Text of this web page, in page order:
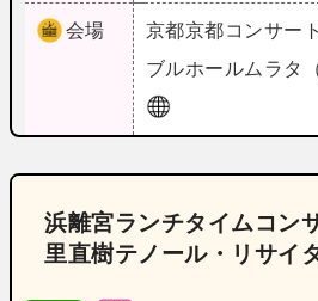
会場 京都京都コンサー
ブルホールムラタ
浜離宮ランチタイムコン
里直樹テノール・リサイ